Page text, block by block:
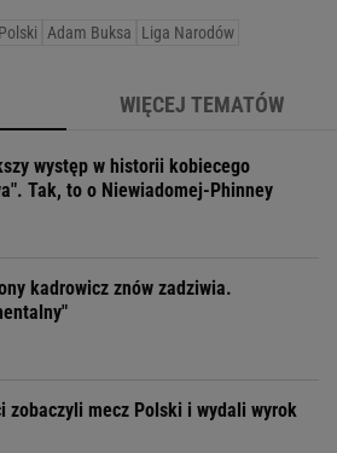
Adam Buksa Liga Narodów
WIĘCEJ TEMATÓW
występ w historii kobiecego
Tak, to o Niewiadomej-Phinney
kadrowicz znów zadziwia.
zobaczyli mecz Polski i wydali wyrok